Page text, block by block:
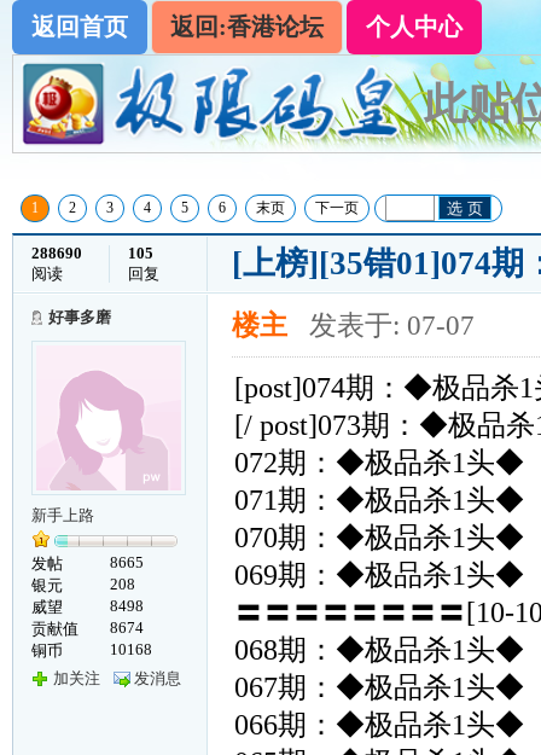
返回首页 返回:香港论坛 个人中心
此贴
1 2 3 4 5 6 末页 下一页 选 页
288690
阅读
105
回复
[上榜][35错01]074
好事多磨
新手上路
发帖
8665
银元
208
威望
8498
贡献值
8674
铜币
10168
加关注
发消息
楼主 发表于: 07-07
[post]074期：◆极品杀
[/ post]073期：◆极品
072期：◆极品杀1头◆
071期：◆极品杀1头◆
070期：◆极品杀1头◆
069期：◆极品杀1头◆
〓〓〓〓〓〓〓〓[10-
068期：◆极品杀1头◆
067期：◆极品杀1头◆
066期：◆极品杀1头◆